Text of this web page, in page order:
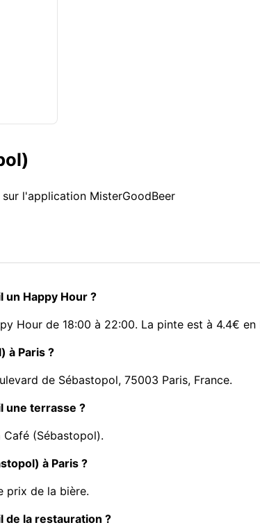
l'application MisterGoodBeer
un Happy Hour ?
Hour de 18:00 à 22:00. La pinte est à 4.4€ en
à Paris ?
de Sébastopol, 75003 Paris, France.
une terrasse ?
(Sébastopol).
à Paris ?
prix de la bière.
de la restauration ?